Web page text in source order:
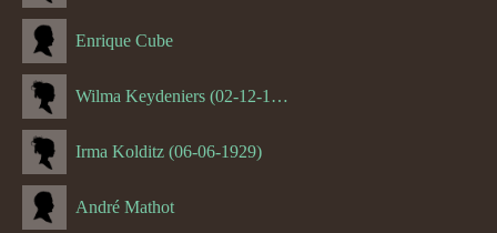
Enrique Cube
Wilma Keydeniers (02-12-1953)
Irma Kolditz (06-06-1929)
André Mathot